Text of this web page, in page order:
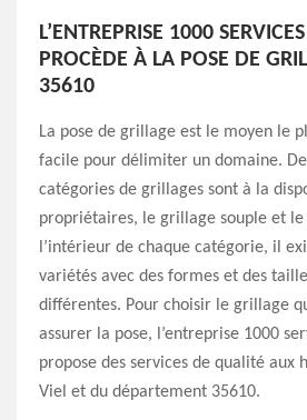
L’ENTREPRISE 1000
PROCÈDE À LA POSE DE
35610
La pose de grillage est le moyen le
facile pour délimiter un domaine.
catégories de grillages sont à la
propriétaires, le grillage souple et
l’intérieur de chaque catégorie, il
variétés avec des formes et des
différentes. Pour choisir le grillage
assurer la pose, l’entreprise 1000
propose des services de qualité aux
Viel et du département 35610.